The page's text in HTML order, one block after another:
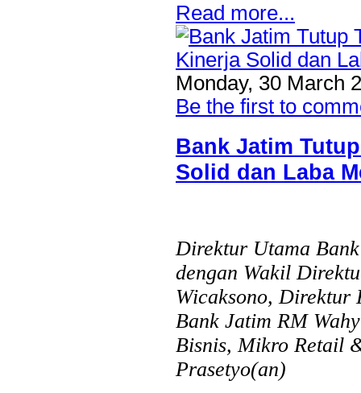
HONG KONG, KORANRAKYAT.COM,-23 Juli 2026. PT
Tbk (Bank Jatim) terus mendorong pertumbuhan ekonomi
dukungan terhadap kegiatan Misi Dagang dan Investasi
digelar di Regal Hotel Hong Kong pada Kamis...
Read more...
Monday, 30 March
Be the first to
Bank Jatim
Solid dan Laba
Direktur Utama
dengan Wakil
Wicaksono, Direktur
Bank Jatim RM
Bisnis, Mikro Retail
Prasetyo(an)